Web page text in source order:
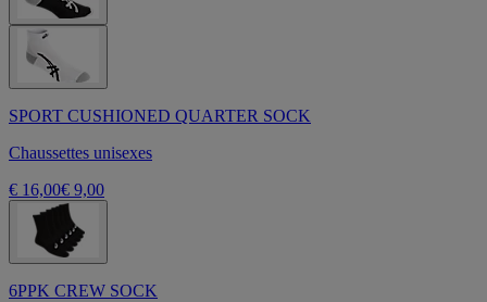
SPORT CUSHIONED QUARTER SOCK
Chaussettes unisexes
€ 16,00€ 9,00
6PPK CREW SOCK